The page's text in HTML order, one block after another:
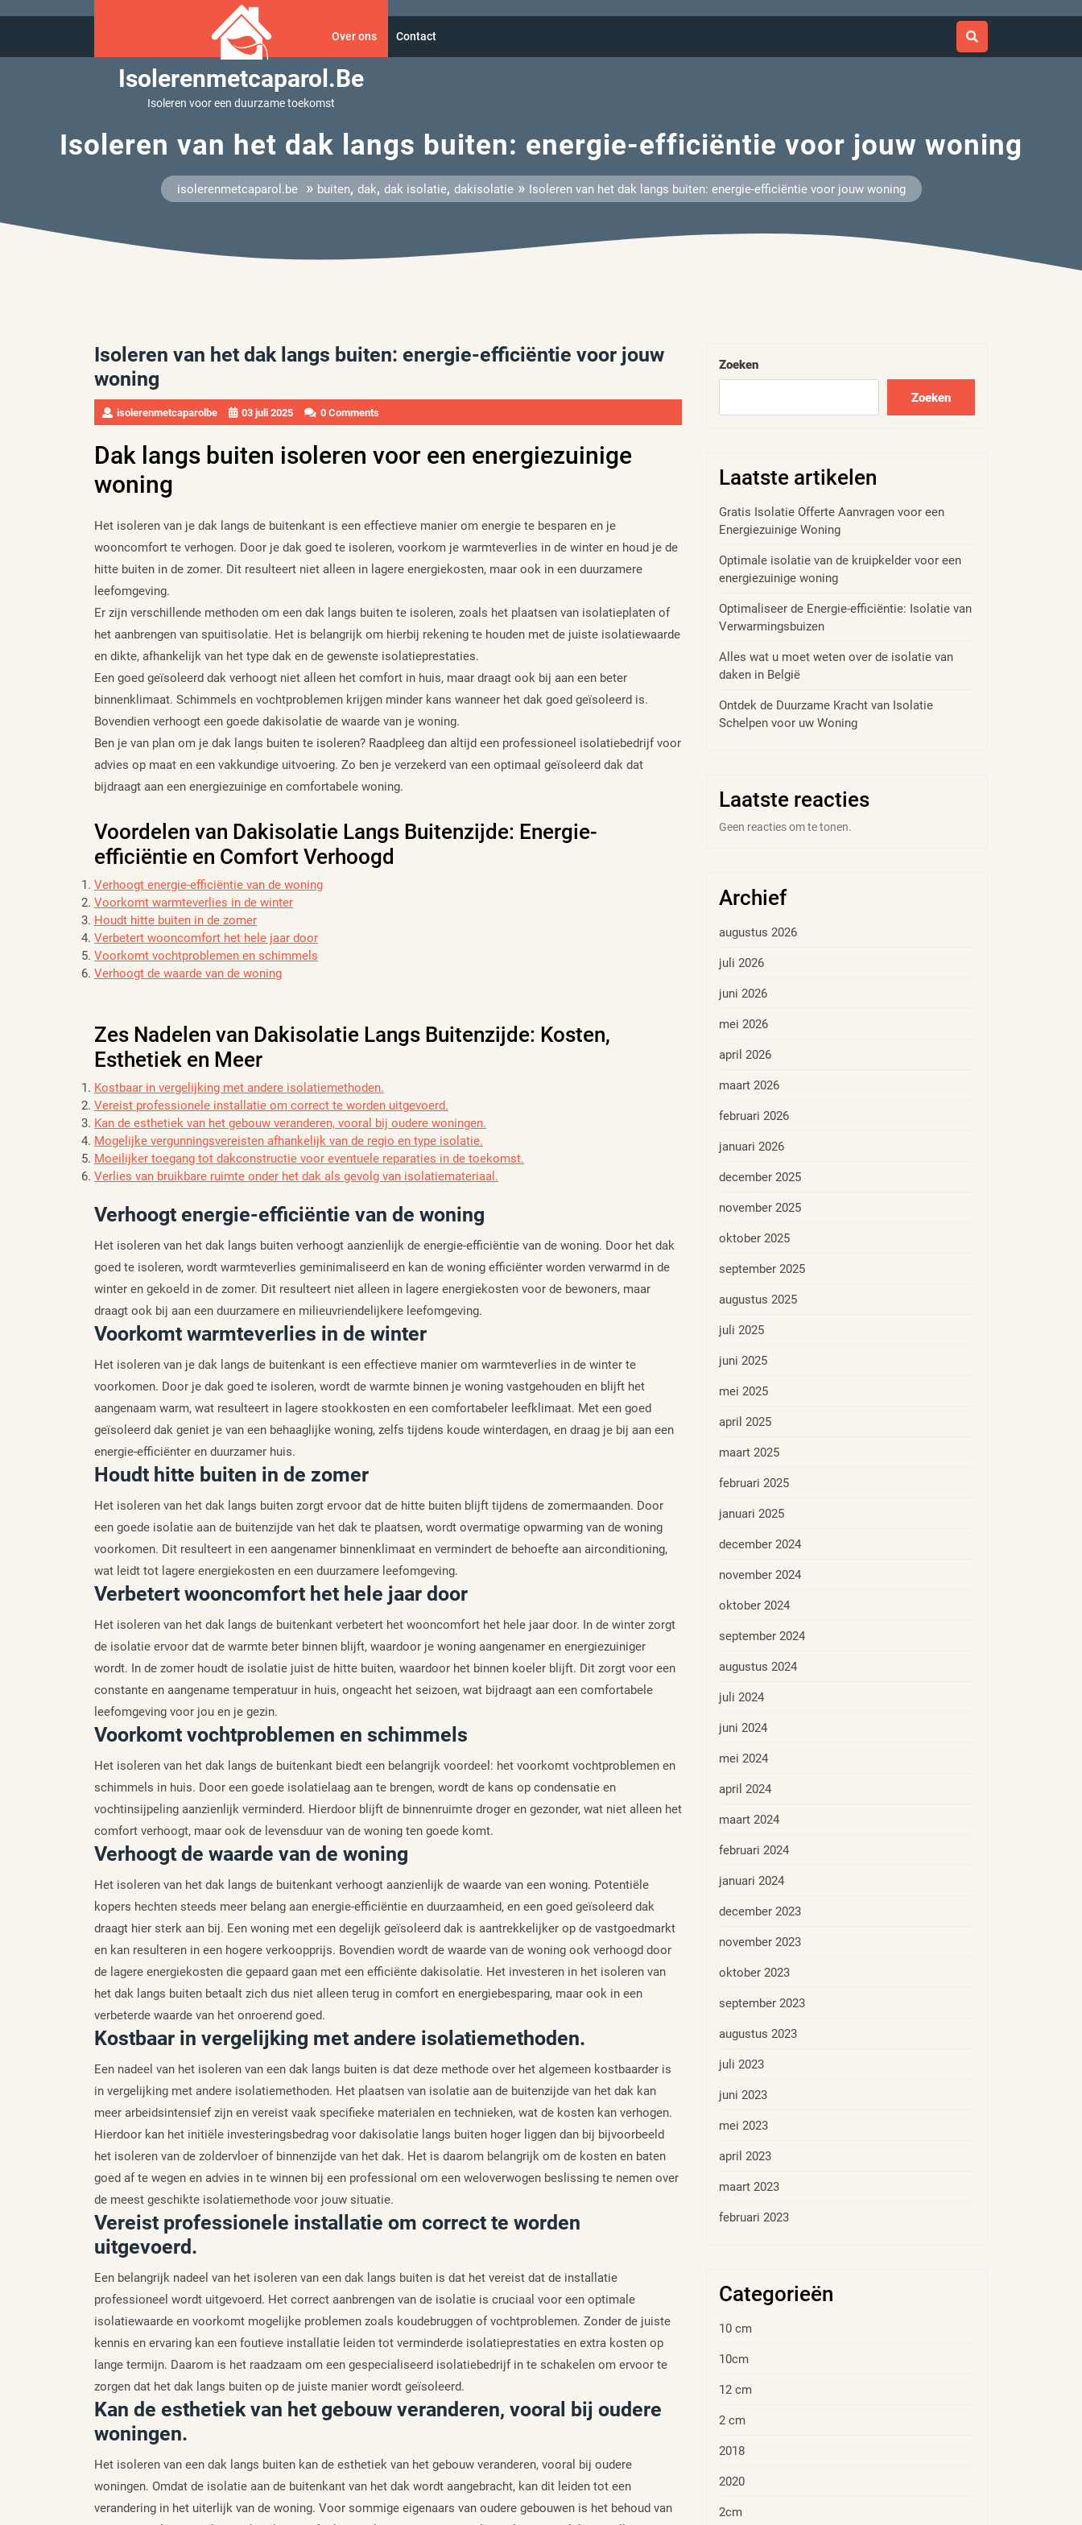
Isolerenmetcaparol.be
Isoleren voor een duurzame toekomst
Over ons Contact
Isoleren van het dak langs buiten: energie-efficiëntie voor jouw woning
isolerenmetcaparol.be» buiten, dak, dak isolatie, dakisolatie» Isoleren van het dak langs buiten: energie-efficiëntie voor jouw woning
Isoleren van het dak langs buiten: energie-efficiëntie voor jouw
woning
isolerenmetcaparolbe 03 juli 2025 0 Comments
Dak langs buiten isoleren voor een energiezuinige
woning
Het isoleren van je dak langs de buitenkant is een effectieve manier om energie te besparen en je
wooncomfort te verhogen. Door je dak goed te isoleren, voorkom je warmteverlies in de winter en houd je de
hitte buiten in de zomer. Dit resulteert niet alleen in lagere energiekosten, maar ook in een duurzamere
leefomgeving.
Er zijn verschillende methoden om een dak langs buiten te isoleren, zoals het plaatsen van isolatieplaten of
het aanbrengen van spuitisolatie. Het is belangrijk om hierbij rekening te houden met de juiste isolatiewaarde
en dikte, afhankelijk van het type dak en de gewenste isolatieprestaties.
Een goed geïsoleerd dak verhoogt niet alleen het comfort in huis, maar draagt ook bij aan een beter
binnenklimaat. Schimmels en vochtproblemen krijgen minder kans wanneer het dak goed geïsoleerd is.
Bovendien verhoogt een goede dakisolatie de waarde van je woning.
Ben je van plan om je dak langs buiten te isoleren? Raadpleeg dan altijd een professioneel isolatiebedrijf voor
advies op maat en een vakkundige uitvoering. Zo ben je verzekerd van een optimaal geïsoleerd dak dat
bijdraagt aan een energiezuinige en comfortabele woning.
Voordelen van Dakisolatie Langs Buitenzijde: Energie-
efficiëntie en Comfort Verhoogd
Verhoogt energie-efficiëntie van de woning
Voorkomt warmteverlies in de winter
Houdt hitte buiten in de zomer
Verbetert wooncomfort het hele jaar door
Voorkomt vochtproblemen en schimmels
Verhoogt de waarde van de woning
Zes Nadelen van Dakisolatie Langs Buitenzijde: Kosten,
Esthetiek en Meer
Kostbaar in vergelijking met andere isolatiemethoden.
Vereist professionele installatie om correct te worden uitgevoerd.
Kan de esthetiek van het gebouw veranderen, vooral bij oudere woningen.
Mogelijke vergunningsvereisten afhankelijk van de regio en type isolatie.
Moeilijker toegang tot dakconstructie voor eventuele reparaties in de toekomst.
Verlies van bruikbare ruimte onder het dak als gevolg van isolatiemateriaal.
Verhoogt energie-efficiëntie van de woning
Het isoleren van het dak langs buiten verhoogt aanzienlijk de energie-efficiëntie van de woning. Door het dak
goed te isoleren, wordt warmteverlies geminimaliseerd en kan de woning efficiënter worden verwarmd in de
winter en gekoeld in de zomer. Dit resulteert niet alleen in lagere energiekosten voor de bewoners, maar
draagt ook bij aan een duurzamere en milieuvriendelijkere leefomgeving.
Voorkomt warmteverlies in de winter
Het isoleren van je dak langs de buitenkant is een effectieve manier om warmteverlies in de winter te
voorkomen. Door je dak goed te isoleren, wordt de warmte binnen je woning vastgehouden en blijft het
aangenaam warm, wat resulteert in lagere stookkosten en een comfortabeler leefklimaat. Met een goed
geïsoleerd dak geniet je van een behaaglijke woning, zelfs tijdens koude winterdagen, en draag je bij aan een
energie-efficiënter en duurzamer huis.
Houdt hitte buiten in de zomer
Het isoleren van het dak langs buiten zorgt ervoor dat de hitte buiten blijft tijdens de zomermaanden. Door
een goede isolatie aan de buitenzijde van het dak te plaatsen, wordt overmatige opwarming van de woning
voorkomen. Dit resulteert in een aangenamer binnenklimaat en vermindert de behoefte aan airconditioning,
wat leidt tot lagere energiekosten en een duurzamere leefomgeving.
Verbetert wooncomfort het hele jaar door
Het isoleren van het dak langs de buitenkant verbetert het wooncomfort het hele jaar door. In de winter zorgt
de isolatie ervoor dat de warmte beter binnen blijft, waardoor je woning aangenamer en energiezuiniger
wordt. In de zomer houdt de isolatie juist de hitte buiten, waardoor het binnen koeler blijft. Dit zorgt voor een
constante en aangename temperatuur in huis, ongeacht het seizoen, wat bijdraagt aan een comfortabele
leefomgeving voor jou en je gezin.
Voorkomt vochtproblemen en schimmels
Het isoleren van het dak langs de buitenkant biedt een belangrijk voordeel: het voorkomt vochtproblemen en
schimmels in huis. Door een goede isolatielaag aan te brengen, wordt de kans op condensatie en
vochtinsijpeling aanzienlijk verminderd. Hierdoor blijft de binnenruimte droger en gezonder, wat niet alleen het
comfort verhoogt, maar ook de levensduur van de woning ten goede komt.
Verhoogt de waarde van de woning
Het isoleren van het dak langs de buitenkant verhoogt aanzienlijk de waarde van een woning. Potentiële
kopers hechten steeds meer belang aan energie-efficiëntie en duurzaamheid, en een goed geïsoleerd dak
draagt hier sterk aan bij. Een woning met een degelijk geïsoleerd dak is aantrekkelijker op de vastgoedmarkt
en kan resulteren in een hogere verkoopprijs. Bovendien wordt de waarde van de woning ook verhoogd door
de lagere energiekosten die gepaard gaan met een efficiënte dakisolatie. Het investeren in het isoleren van
het dak langs buiten betaalt zich dus niet alleen terug in comfort en energiebesparing, maar ook in een
verbeterde waarde van het onroerend goed.
Kostbaar in vergelijking met andere isolatiemethoden.
Een nadeel van het isoleren van een dak langs buiten is dat deze methode over het algemeen kostbaarder is
in vergelijking met andere isolatiemethoden. Het plaatsen van isolatie aan de buitenzijde van het dak kan
meer arbeidsintensief zijn en vereist vaak specifieke materialen en technieken, wat de kosten kan verhogen.
Hierdoor kan het initiële investeringsbedrag voor dakisolatie langs buiten hoger liggen dan bij bijvoorbeeld
het isoleren van de zoldervloer of binnenzijde van het dak. Het is daarom belangrijk om de kosten en baten
goed af te wegen en advies in te winnen bij een professional om een weloverwogen beslissing te nemen over
de meest geschikte isolatiemethode voor jouw situatie.
Vereist professionele installatie om correct te worden
uitgevoerd.
Een belangrijk nadeel van het isoleren van een dak langs buiten is dat het vereist dat de installatie
professioneel wordt uitgevoerd. Het correct aanbrengen van de isolatie is cruciaal voor een optimale
isolatiewaarde en voorkomt mogelijke problemen zoals koudebruggen of vochtproblemen. Zonder de juiste
kennis en ervaring kan een foutieve installatie leiden tot verminderde isolatieprestaties en extra kosten op
lange termijn. Daarom is het raadzaam om een gespecialiseerd isolatiebedrijf in te schakelen om ervoor te
zorgen dat het dak langs buiten op de juiste manier wordt geïsoleerd.
Kan de esthetiek van het gebouw veranderen, vooral bij oudere
woningen.
Het isoleren van een dak langs buiten kan de esthetiek van het gebouw veranderen, vooral bij oudere
woningen. Omdat de isolatie aan de buitenkant van het dak wordt aangebracht, kan dit leiden tot een
verandering in het uiterlijk van de woning. Voor sommige eigenaars van oudere gebouwen is het behoud van
Zoeken
Zoeken
Laatste artikelen
Gratis Isolatie Offerte Aanvragen voor een
Energiezuinige Woning
Optimale isolatie van de kruipkelder voor een
energiezuinige woning
Optimaliseer de Energie-efficiëntie: Isolatie van
Verwarmingsbuizen
Alles wat u moet weten over de isolatie van
daken in België
Ontdek de Duurzame Kracht van Isolatie
Schelpen voor uw Woning
Laatste reacties
Geen reacties om te tonen.
Archief
augustus 2026
juli 2026
juni 2026
mei 2026
april 2026
maart 2026
februari 2026
januari 2026
december 2025
november 2025
oktober 2025
september 2025
augustus 2025
juli 2025
juni 2025
mei 2025
april 2025
maart 2025
februari 2025
januari 2025
december 2024
november 2024
oktober 2024
september 2024
augustus 2024
juli 2024
juni 2024
mei 2024
april 2024
maart 2024
februari 2024
januari 2024
december 2023
november 2023
oktober 2023
september 2023
augustus 2023
juli 2023
juni 2023
mei 2023
april 2023
maart 2023
februari 2023
Categorieën
10 cm
10cm
12 cm
2 cm
2018
2020
2cm